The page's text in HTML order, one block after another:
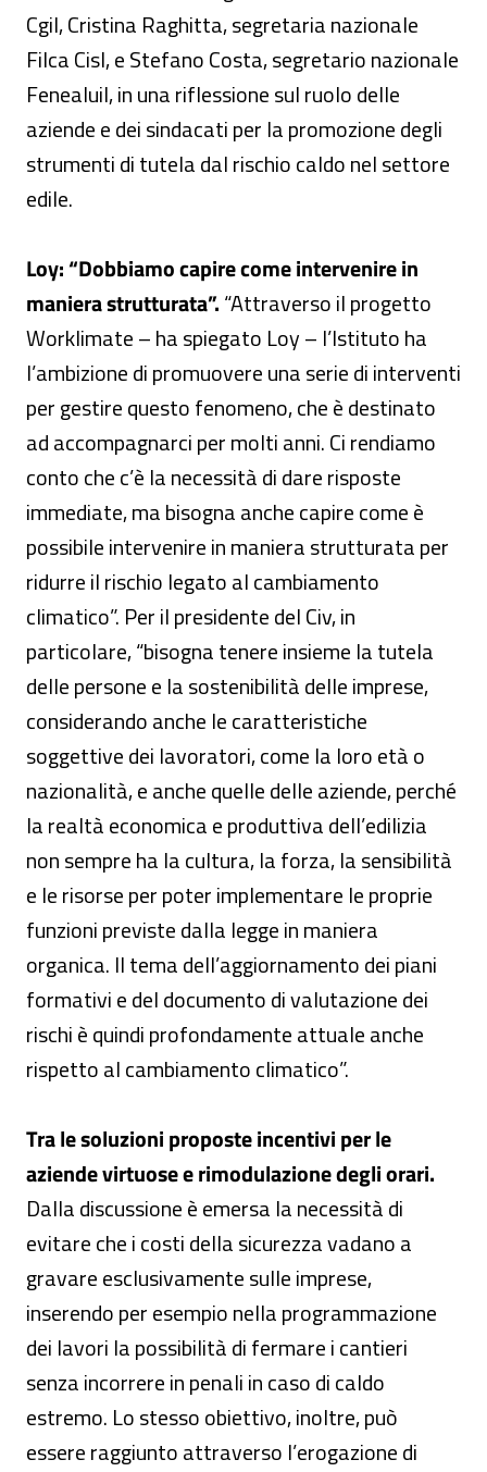
Cgil, Cristina Raghitta, segretaria nazionale
Filca Cisl, e Stefano Costa, segretario nazionale
Fenealuil, in una riflessione sul ruolo delle
aziende e dei sindacati per la promozione degli
strumenti di tutela dal rischio caldo nel settore
edile.
Loy: “Dobbiamo capire come intervenire in
maniera strutturata”.“Attraverso il progetto
Worklimate – ha spiegato Loy – l’Istituto ha
l’ambizione di promuovere una serie di interventi
per gestire questo fenomeno, che è destinato
ad accompagnarci per molti anni. Ci rendiamo
conto che c’è la necessità di dare risposte
immediate, ma bisogna anche capire come è
possibile intervenire in maniera strutturata per
ridurre il rischio legato al cambiamento
climatico”. Per il presidente del Civ, in
particolare, “bisogna tenere insieme la tutela
delle persone e la sostenibilità delle imprese,
considerando anche le caratteristiche
soggettive dei lavoratori, come la loro età o
nazionalità, e anche quelle delle aziende, perché
la realtà economica e produttiva dell’edilizia
non sempre ha la cultura, la forza, la sensibilità
e le risorse per poter implementare le proprie
funzioni previste dalla legge in maniera
organica. Il tema dell’aggiornamento dei piani
formativi e del documento di valutazione dei
rischi è quindi profondamente attuale anche
rispetto al cambiamento climatico”.
Tra le soluzioni proposte incentivi per le
aziende virtuose e rimodulazione degli orari.
Dalla discussione è emersa la necessità di
evitare che i costi della sicurezza vadano a
gravare esclusivamente sulle imprese,
inserendo per esempio nella programmazione
dei lavori la possibilità di fermare i cantieri
senza incorrere in penali in caso di caldo
estremo. Lo stesso obiettivo, inoltre, può
essere raggiunto attraverso l’erogazione di